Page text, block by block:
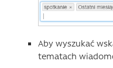
Aby wyszukać
tematach